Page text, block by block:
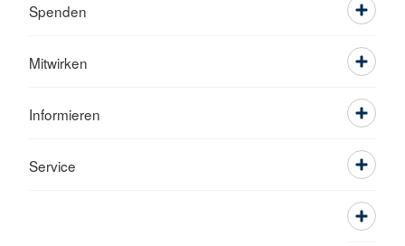
Spenden
Mitwirken
Informieren
Service